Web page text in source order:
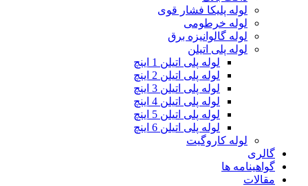
لوله پلیکا فشار قوی
لوله خرطومی
لوله گالوانیزه برق
لوله پلی اتیلن
لوله پلی اتیلن 1 اینچ
لوله پلی اتیلن 2 اینچ
لوله پلی اتیلن 3 اینچ
لوله پلی اتیلن 4 اینچ
لوله پلی اتیلن 5 اینچ
لوله پلی اتیلن 6 اینچ
لوله کاروگیت
گالری
گواهینامه ها
مقالات